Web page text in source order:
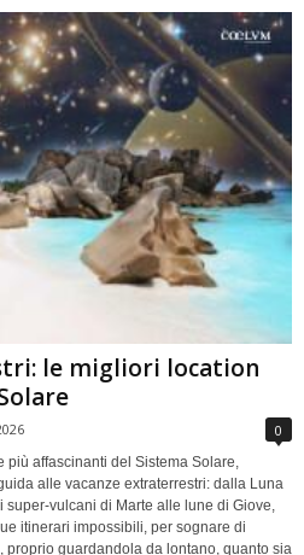
le migliori location
0
più affascinanti del Sistema Solare,
alle vacanze extraterrestri: dalla Luna
vulcani di Marte alle lune di Giove,
itinerari impossibili, per sognare di
proprio guardandola da lontano, quanto sia